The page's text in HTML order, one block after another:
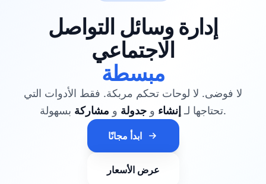
إدارة وسائل التواصل
الاجتماعي
مبسطة
لا فوضى. لا لوحات تحكم مربكة. فقط الأدوات التي
تحتاجها لـ إنشاء و جدولة و مشاركة بسهولة.
ابدأ مجانًا
عرض الأسعار